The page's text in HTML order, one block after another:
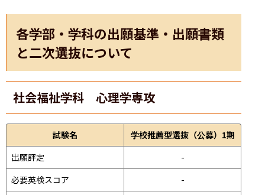
各学部・学科の出願基準・出願書類
と二次選抜について
社会福祉学科 心理学専攻
試験名
学校推薦型選抜（公募）1期
出願評定
-
必要英検スコア
-